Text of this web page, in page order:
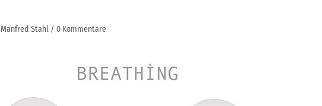
Manfred Stahl 0 Kommentare